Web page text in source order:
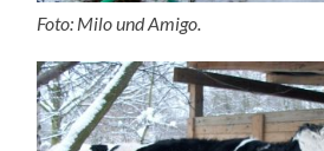
Foto: Milo und Amigo.